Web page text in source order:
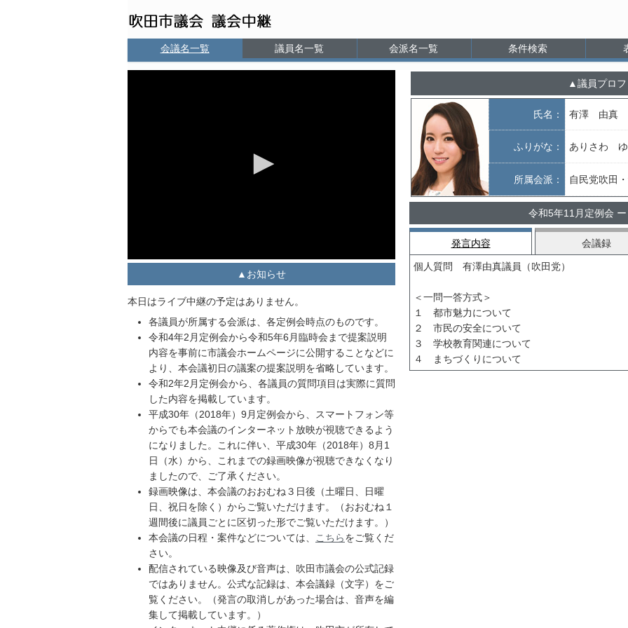
会議名一覧 議員名一覧 会派名一覧 条件検索
お知らせ
本日はライブ中継の予定はありません。
各議員が所属する会派は、各定例会時点のものです。
令和4年2月定例会から令和5年6月臨時会まで提案説明
内容を事前に市議会ホームページに公開することなどに
より、本会議初日の議案の提案説明を省略しています。
令和2年2月定例会から、各議員の質問項目は実際に質問
した内容を掲載しています。
平成30年（2018年）9月定例会から、スマートフォン等
からでも本会議のインターネット放映が視聴できるよう
になりました。これに伴い、平成30年（2018年）8月1
日（水）から、これまでの録画映像が視聴できなくなり
ましたので、ご了承ください。
録画映像は、本会議のおおむね３日後（土曜日、日曜
日、祝日を除く）からご覧いただけます。（おおむね１
週間後に議員ごとに区切った形でご覧いただけます。）
本会議の日程・案件などについては、
こちらをご覧くだ
さい。
配信されている映像及び音声は、吹田市議会の公式記録
ではありません。公式な記録は、本会議録（文字）をご
覧ください。（発言の取消しがあった場合は、音声を編
集して掲載しています。）
議員プロ
氏名： 有澤 由真
ふりがな： ありさわ ゆ
所属会派： 自民党吹田
令和5年11月定例会
発言内容 会議録
個人質問 有澤由真議員（吹田党）
＜一問一答方式＞
１ 都市魅力について
２ 市民の安全について
３ 学校教育関連について
４ まちづくりについて